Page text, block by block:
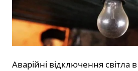
Аварійні відключення світла в